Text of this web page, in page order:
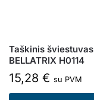
Taškinis šviestuvas
BELLATRIX H0114
15,28 € su PVM